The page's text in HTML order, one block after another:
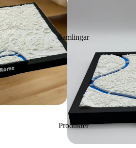
Samlingar
Produkter